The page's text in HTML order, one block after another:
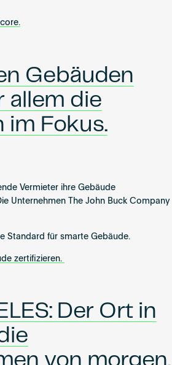
John
Buck
Company
film.
Gebäuden
allem die
im Fokus.
Vermieter ihre Gebäude
Unternehmen The John Buck Company
Standard für smarte Gebäude.
zertifizieren.
Der Ort in
von morgen.